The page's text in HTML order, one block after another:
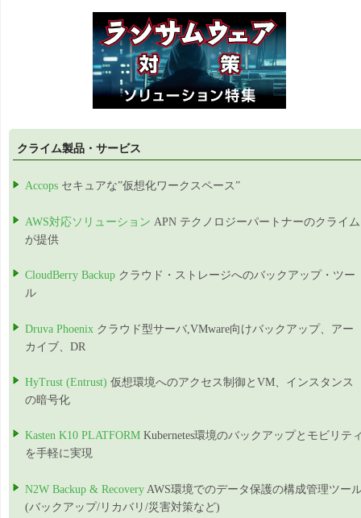
クライム製品・サービス
Accops セキュアな”仮想化ワークスペース”
AWS対応ソリューション APN テクノロジーパートナーのクライム
が提供
CloudBerry Backup クラウド・ストレージへのバックアップ・ツー
ル
Druva Phoenix クラウド型サーバ,VMware向けバックアップ、アー
カイブ、DR
HyTrust (Entrust) 仮想環境へのアクセス制御とVM、インスタンス
の暗号化
Kasten K10 PLATFORM Kubernetes環境のバックアップとモビリテ
を手軽に実現
N2W Backup & Recovery AWS環境でのデータ保護の構成管理ツー
(バックアップ/リカバリ/災害対策など)